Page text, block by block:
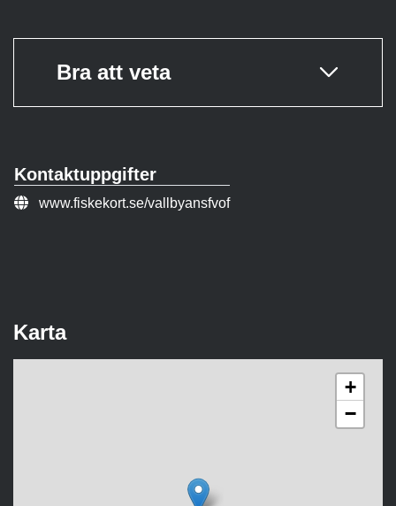
Bra att veta
Kontaktuppgifter
Webbsida:
www.fiskekort.se/vallbyansfvof
Karta
+
−